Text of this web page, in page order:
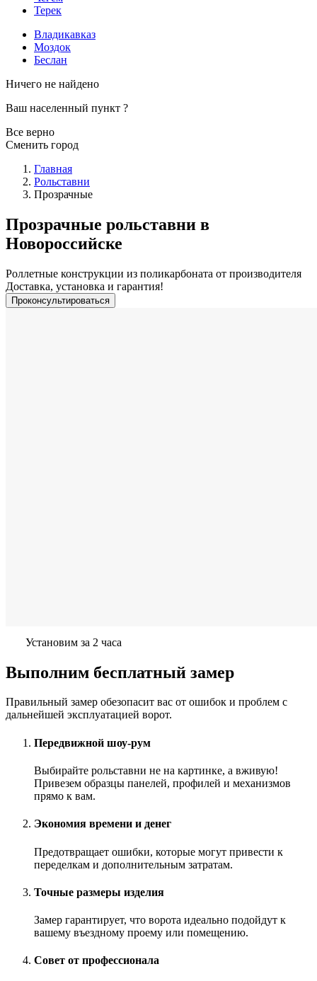
Терек
Владикавказ
Моздок
Беслан
Ничего не найдено
Ваш населенный пункт ?
Все верно
Сменить город
Главная
Рольставни
Прозрачные
Прозрачные рольставни в
Новороссийске
Роллетные конструкции из поликарбоната от производителя
Доставка, установка и гарантия!
Проконсультироваться
Установим за 2 часа
Выполним бесплатный замер
Правильный замер обезопасит вас от ошибок и проблем с
дальнейшей эксплуатацией ворот.
Передвижной шоу-рум
Выбирайте рольставни не на картинке, а вживую!
Привезем образцы панелей, профилей и механизмов
прямо к вам.
Экономия времени и денег
Предотвращает ошибки, которые могут привести к
переделкам и дополнительным затратам.
Точные размеры изделия
Замер гарантирует, что ворота идеально подойдут к
вашему въездному проему или помещению.
Совет от профессионала